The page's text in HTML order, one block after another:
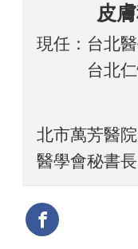
皮
現任：台北
台北
北市萬芳醫
醫學會秘書